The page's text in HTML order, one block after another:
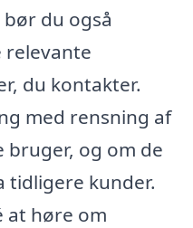
bør du også
relevante
du kontakter.
med rensning af
og om de
tidligere kunder.
at høre om